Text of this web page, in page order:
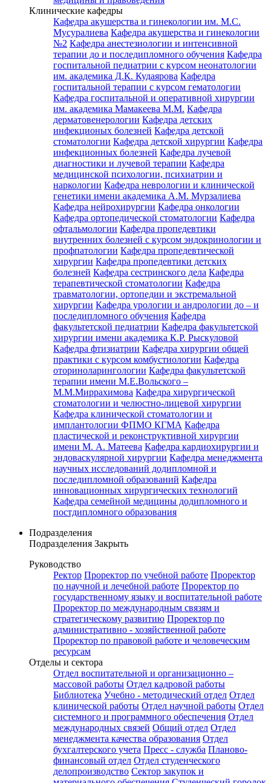
Клинические кафедры
Кафедра акушерства и гинекологии им. М.С.
Мусуралиева Кафедра акушерства и гинекологии
№2 Кафедра анестезиологии и интенсивной
терапии до и последипломного обучения Кафедра
госпитальной педиатрии с курсом неонатологии
им. академика Д.К. Кудаярова Кафедра
госпитальной терапии с курсом гематологии
Кафедра госпитальной и оперативной хирургии
им. академика Мамакеева М.М. Кафедра
дерматовенерологии Кафедра детских
инфекционых болезней Кафедра детской
стоматологии Кафедра детской хирургии Кафедра
инфекционных болезней Кафедра лучевой
диагностики и лучевой терапии Кафедра
медицинской психологии, психиатрии и
наркологии Кафедра неврологии и клинической
генетики имени академика А.М. Мурзалиева
Кафедра нейрохирургии Кафедра онкологии
Кафедра ортопедической стоматологии Кафедра
офтальмологии Кафедра пропедевтики
внутренних болезней с курсом эндокринологии и
профпатологии Кафедра пропедевтической
хирургии Кафедра пропедевтики детских
болезней Кафедра сестринского дела Кафедра
терапевтической стоматологии Кафедра
травматологии, ортопедии и экстремальной
хирургии Кафедра урологии и андрологии до – и
последипломного обучения Кафедра
факультетской педиатрии Кафедра факультетской
хирургии имени академика К.Р. Рыскуловой
Кафедра фтизиатрии Кафедра хирургии общей
практики с курсом комбустиологии Кафедра
оториноларингологии Кафедра факультетской
терапии имени М.Е.Вольского –
М.М.Миррахимова Кафедра хирургической
стоматологии и челюстно-лицевой хирургии
Кафедра клинической стоматологии и
имплантологии ФПМО КГМА Кафедра
пластической и реконструктивной хирургии
имени М. А. Матеева Кафедра кардиохирургии и
эндоваскулярной хирургии Кафедра менеджмента
научных исследований додипломной и
последипломной образований Кафедра
инновационных хирургических технологий
Кафедра семейной медицины додипломного и
постдипломного образования
Подразделения
Подразделения Закрыть
Руководство
Ректор Проректор по учебной работе Проректор
по научной и лечебной работе Проректор по
государственному языку и воспитательной работе
Проректор по международным связям и
стратегическому развитию Проректор по
административно - хозяйственной работе
Проректор по правовой работе и человеческим
ресурсам
Отделы и сектора
Отдел воспитательной и организационно –
массовой работы Отдел кадровой работы
Библиотека Учебно - методический отдел Отдел
клинической работы Отдел научной работы Отдел
системного и программного обеспечения Отдел
международных связей Общий отдел Отдел
менеджмента качества образования Отдел
бухгалтерского учета Пресс - служба Планово-
финансовый отдел Отдел студенческого
делопроизводство Сектор закупок и